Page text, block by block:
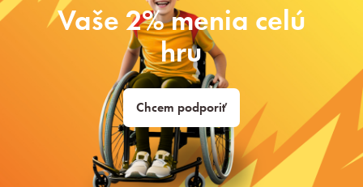
Vaše 2% menia celú
hru
Chcem podporiť